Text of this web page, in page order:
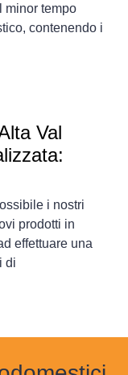
minor tempo
contenendo i
Val
i nostri
prodotti in
effettuare una
di